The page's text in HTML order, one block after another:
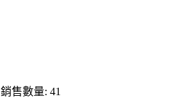
銷售數量: 41